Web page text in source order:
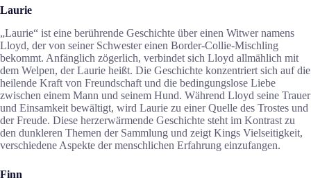
Laurie
„Laurie“ ist eine berührende Geschichte über einen Witwer namens
Lloyd, der von seiner Schwester einen Border-Collie-Mischling
bekommt. Anfänglich zögerlich, verbindet sich Lloyd allmählich mit
dem Welpen, der Laurie heißt. Die Geschichte konzentriert sich auf die
heilende Kraft von Freundschaft und die bedingungslose Liebe
zwischen einem Mann und seinem Hund. Während Lloyd seine Trauer
und Einsamkeit bewältigt, wird Laurie zu einer Quelle des Trostes und
der Freude. Diese herzerwärmende Geschichte steht im Kontrast zu
den dunkleren Themen der Sammlung und zeigt Kings Vielseitigkeit,
verschiedene Aspekte der menschlichen Erfahrung einzufangen.
Finn